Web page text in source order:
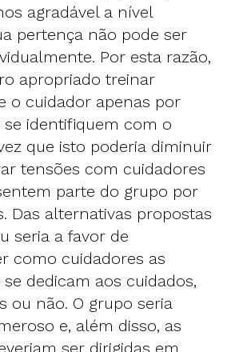
agradável a nível
pertença não pode ser
Por esta razão,
apropriado treinar
o cuidador apenas por
se identifiquem com o
que isto poderia diminuir
tensões com cuidadores
parte do grupo por
Das alternativas propostas
seria a favor de
como cuidadores as
se dedicam aos cuidados,
ou não. O grupo seria
e, além disso, as
ser dirigidas em